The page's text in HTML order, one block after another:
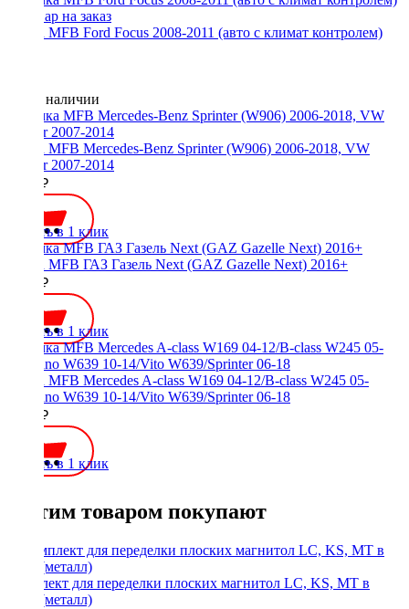
Рамка MFB Ford Focus 2008-2011 (авто с климат контролем)
Нет в наличии
Рамка MFB Mercedes-Benz Sprinter (W906) 2006-2018, VW
Crafter 2007-2014
2400 ₽
Купить в 1 клик
Рамка MFB ГАЗ Газель Next (GAZ Gazelle Next) 2016+
3000 ₽
Купить в 1 клик
Рамка MFB Mercedes A-class W169 04-12/B-class W245 05-
11/Viano W639 10-14/Vito W639/Sprinter 06-18
2000 ₽
Купить в 1 клик
С этим товаром покупают
Комплект для переделки плоских магнитол LC, KS, MT в
1Din (металл)